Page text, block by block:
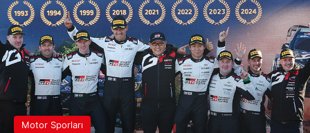
Motor Sporları